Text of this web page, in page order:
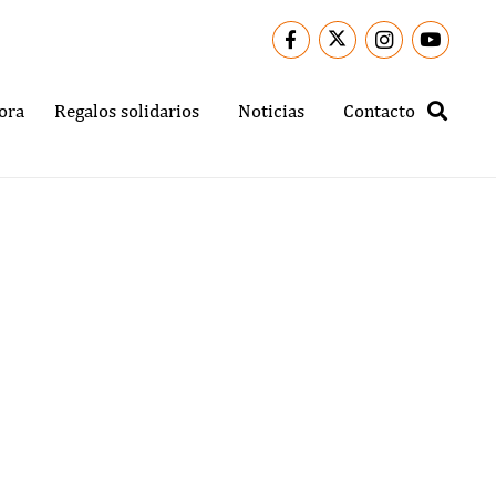
Regalos solidarios Noticias Contacto